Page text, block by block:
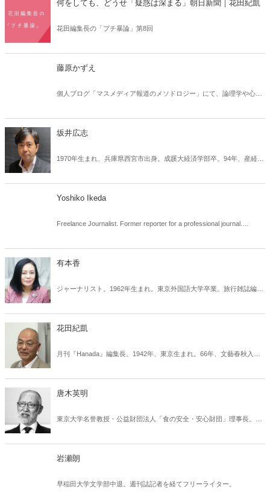
何をしても、どうせ「疑惑は深まる」朝日新聞｜花田紀凱
花田編集長の「プチ暴論」第8回
藤原かずえ
個人ブログ「マスメディア報道のメソドロジー」にて、論理学や心理
「NEWS23」「サンデーモーニング」などの具体的な放送内容や議員
の答弁、記者の発言などを例示しての論理的な分析が話題を呼んでい
坂井広志
1970年生まれ、兵庫県西宮市出身。成蹊大経済学部卒。94年、産経新
Yoshiko Ikeda
Freelance Journalist. Former reporter for a professional journal.
有本香
ジャーナリスト。1962年生まれ。東京外国語大学卒業。旅行雑誌編集
中関係、日本の国内政治をテーマに執筆。ネットメディア「真相深入
り！ 虎ノ門ニュース」、ニッポン放送「飯田浩二のOK！ Cozy
ぼす」（幻冬舎）、『リベラルの中国認識が日本を滅ぼす―日中関係
の副読本 学校が教えない日本史』(百田尚樹氏と共著、産経新聞出
版)、『「日本国紀」の天皇論 』(百田尚樹氏と共著、産経新聞出版)な
花田紀凱
月刊『Hanada』編集長。1942年、東京生まれ。66年、文藝春秋入
任。低迷していた同誌部数を5倍に伸ばしたが、95年、記事が問題と
なり辞任、1年後に退社。以後『uno!』『メンズウォーカー』『編集会
唐木英明
東京大学名誉教授・公益財団法人「食の安全・安心財団」理事長。
経て、東京大学農学部教授、東京大学アイソトープ総合センターセン
ター長などを務めた。2008～11年、日本学術会議副会長。11～13年、
法』（エネルギーフォーラム新書）、『牛肉安全宣言―ＢＳＥ問題は
岩瀬朗
早稲田大学文学部中退。週刊誌記者を経てフリーライター。